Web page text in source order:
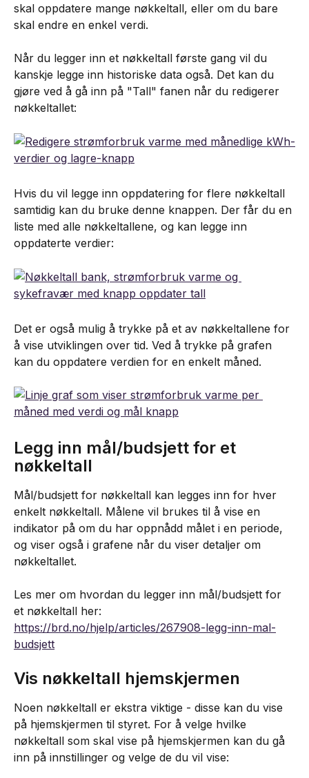
skal oppdatere mange nøkkeltall, eller om du bare
skal endre en enkel verdi.
Når du legger inn et nøkkeltall første gang vil du
kanskje legge inn historiske data også. Det kan du
gjøre ved å gå inn på "Tall" fanen når du redigerer
nøkkeltallet:
Hvis du vil legge inn oppdatering for flere nøkkeltall
samtidig kan du bruke denne knappen. Der får du en
liste med alle nøkkeltallene, og kan legge inn
oppdaterte verdier:
Det er også mulig å trykke på et av nøkkeltallene for
å vise utviklingen over tid. Ved å trykke på grafen
kan du oppdatere verdien for en enkelt måned.
Legg inn mål/budsjett for et
nøkkeltall
Mål/budsjett for nøkkeltall kan legges inn for hver
enkelt nøkkeltall. Målene vil brukes til å vise en
indikator på om du har oppnådd målet i en periode,
og viser også i grafene når du viser detaljer om
nøkkeltallet.
Les mer om hvordan du legger inn mål/budsjett for
et nøkkeltall her:
https://brd.no/hjelp/articles/267908-legg-inn-mal-
budsjett
Vis nøkkeltall hjemskjermen
Noen nøkkeltall er ekstra viktige - disse kan du vise
på hjemskjermen til styret. For å velge hvilke
nøkkeltall som skal vise på hjemskjermen kan du gå
inn på innstillinger og velge de du vil vise: